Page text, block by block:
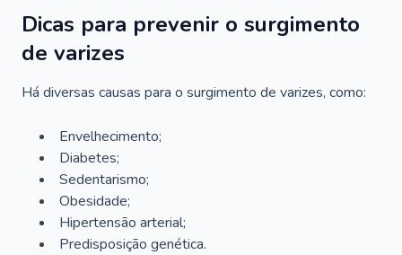
Dicas para prevenir o surgimento
de varizes
Há diversas causas para o surgimento de varizes, como:
Envelhecimento;
Diabetes;
Sedentarismo;
Obesidade;
Hipertensão arterial;
Predisposição genética.